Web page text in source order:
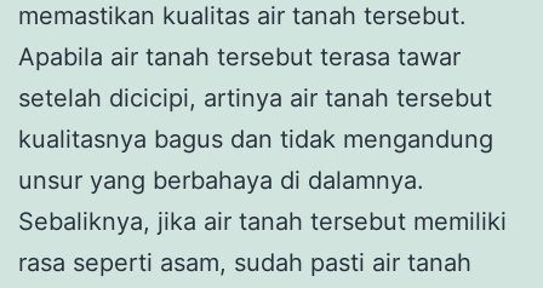
memastikan kualitas air tanah tersebut.
Apabila air tanah tersebut terasa tawar
setelah dicicipi, artinya air tanah tersebut
kualitasnya bagus dan tidak mengandung
unsur yang berbahaya di dalamnya.
Sebaliknya, jika air tanah tersebut memiliki
rasa seperti asam, sudah pasti air tanah